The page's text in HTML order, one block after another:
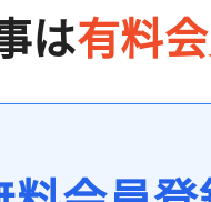
は有料